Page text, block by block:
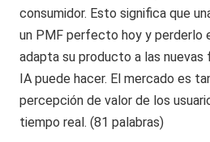
consumidor. Esto significa que
un PMF perfecto hoy y perderlo
adapta su producto a las
IA puede hacer. El mercado es
percepción de valor de los
tiempo real. (81 palabras)